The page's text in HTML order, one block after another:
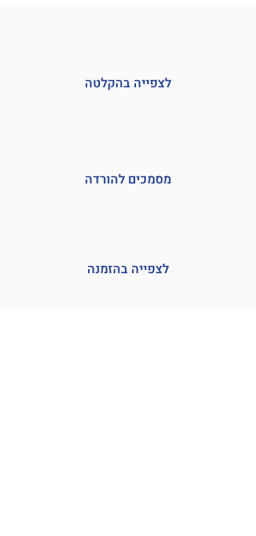
לצפייה בהקלטה
מסמכים להורדה
לצפייה בהזמנה